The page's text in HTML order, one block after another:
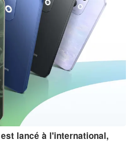
lancé à l'international,